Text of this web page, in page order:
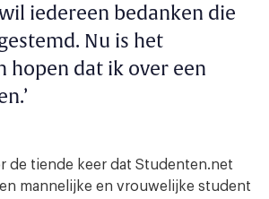
iedereen bedanken die
Nu is het
hopen dat ik over een
de tiende keer dat Studenten.net
mannelijke en vrouwelijke student